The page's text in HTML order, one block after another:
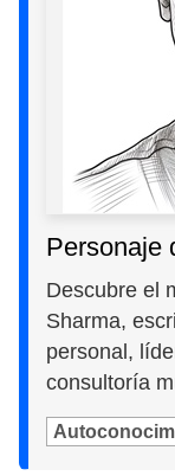
Personaje
Descubre el
Sharma,
personal,
consultoría